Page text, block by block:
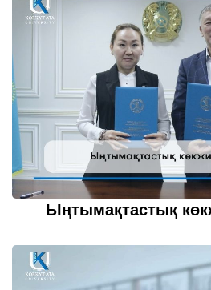
Ыңтымақтастық